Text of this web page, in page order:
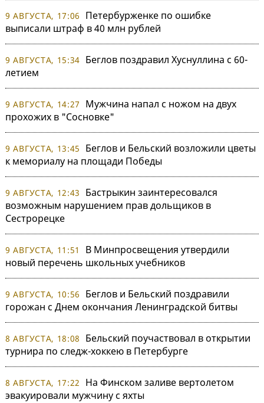
9 АВГУСТА, 17:06
Петербурженке по ошибке
выписали штраф в 40 млн рублей
9 АВГУСТА, 15:34 Беглов поздравил Хуснуллина с 60-
летием
9 АВГУСТА, 14:27
Мужчина напал с ножом на двух
прохожих в "Сосновке"
9 АВГУСТА, 13:45
Беглов и Бельский возложили цветы
к мемориалу на площади Победы
9 АВГУСТА, 12:43
Бастрыкин заинтересовался
возможным нарушением прав дольщиков в
Сестрорецке
9 АВГУСТА, 11:51
В Минпросвещения утвердили
новый перечень школьных учебников
9 АВГУСТА, 10:56
Беглов и Бельский поздравили
горожан с Днем окончания Ленинградской битвы
8 АВГУСТА, 18:08
Бельский поучаствовал в открытии
турнира по следж-хоккею в Петербурге
8 АВГУСТА, 17:22
На Финском заливе вертолетом
эвакуировали мужчину с яхты